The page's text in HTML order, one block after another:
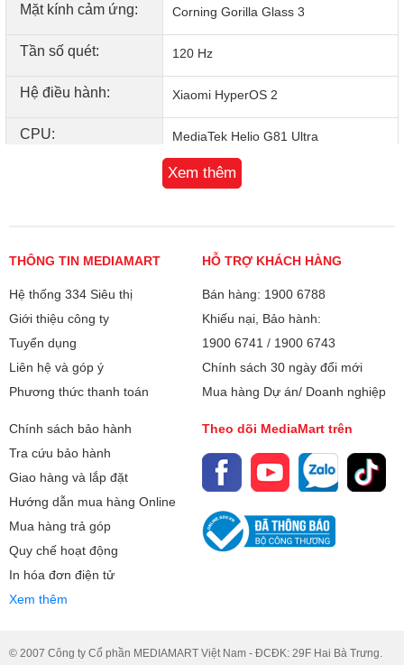
Hơn nữa, Redmi 15C còn hỗ trợ sạc nhanh 33W qua cổng
ngắn. Chỉ cần vài chục phút sạc, bạn đã có thể tiếp tục công
Chất lượng hiển thị đáng kinh ngạc
Màn hình 6.9 inch Dot Drop của Redmi 15C mang đến
không gian hiển thị rộng rãi và sống động trong từng chi tiết.
Với độ phân giải 1600x720 cùng độ sáng tối đa lên đến 810
nits, người dùng có thể dễ dàng sử dụng ngoài trời mà
không gặp khó khăn về ánh sáng.
Tần số quét 120Hz cùng tốc độ phản hồi cảm ứng 240Hz
giúp mọi thao tác chạm vuốt trở nên mượt mà, đặc biệt hữu
ích trong các tựa game hành động hoặc khi cuộn nội dung
dài. Màu sắc 16.7 triệu màu và độ tương phản 1200:1 tạo
Mặt kính cảm ứng: Corning Gorilla Glass 3
Tần số quét: 120 Hz
Hệ điều hành: Xiaomi HyperOS 2
CPU: MediaTek Helio G81 Ultra
8
Chip đồ họa (GPU): Mali-G52 MC2
RAM:
Bộ nhớ: 128 GB
50.0 MP
Quay phim: Quay phim FullHD 1080p@30fps
Chụp ảnh nâng
cao:
HDR
Ban đêm (Night Mode)
Quay chậm (Slow Motion)
Xem thêm
THÔNG TIN MEDIAMART
Hệ thống 334 Siêu thị
Giới thiệu công ty
Tuyển dụng
Liên hệ và góp ý
Phương thức thanh toán
HỖ TRỢ KHÁCH HÀNG
Bán hàng: 1900 6788
Khiếu nại, Bảo hành:
1900 6741 / 1900 6743
Chính sách 30 ngày đổi mới
Mua hàng Dự án/ Doanh nghiệp
Chính sách bảo hành
Tra cứu bảo hành
Giao hàng và lắp đặt
Hướng dẫn mua hàng Online
Mua hàng trả góp
Quy chế hoạt động
In hóa đơn điện tử
Xem thêm
Theo dõi MediaMart trên
© 2007 Công ty Cổ phần MEDIAMART Việt Nam - ĐCĐK: 29F Hai Bà Trưng.